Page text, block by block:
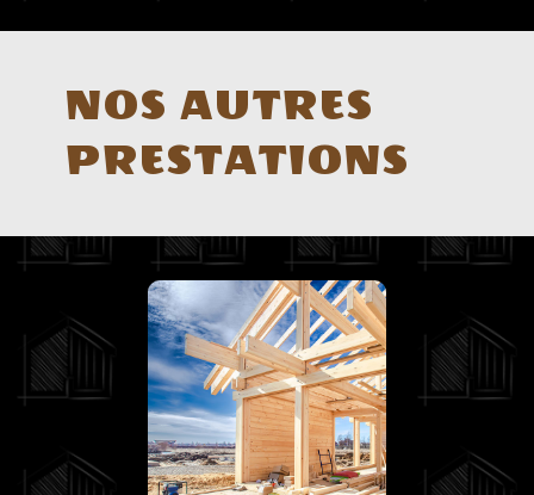
NOS AUTRES
PRESTATIONS